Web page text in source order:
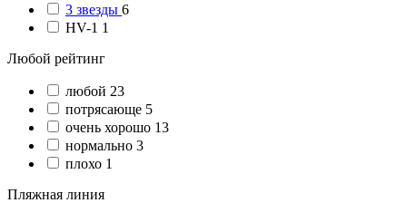
3 звезды 6
HV-1 1
Любой рейтинг
любой 23
потрясающе 5
очень хорошо 13
нормально 3
плохо 1
Пляжная линия